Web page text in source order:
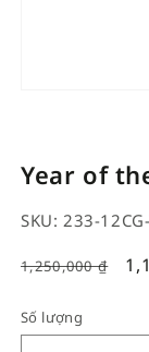
in
modal
Year of
SKU: 233-
1,250,000₫
Số lượng